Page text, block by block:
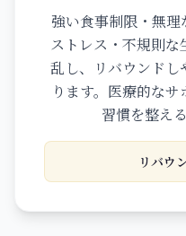
強い食事制限・無理
ストレス・不規則
乱し、リバウンドし
ります。医療的な
習慣を整え
リバウ